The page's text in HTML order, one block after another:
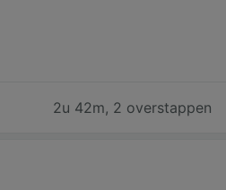
2u 42m, 2 overstappen